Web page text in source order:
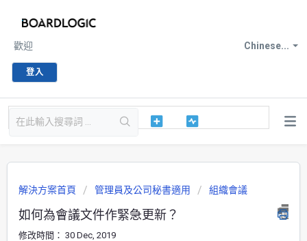
Chinese...
歡迎
登入
解決方案首頁 管理員及公司秘書適用 組織會議
如何為會議文件作緊急更新？
修改時間： 30 Dec, 2019